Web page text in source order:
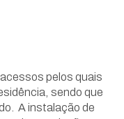
pelos quais
sendo que
A instalação de